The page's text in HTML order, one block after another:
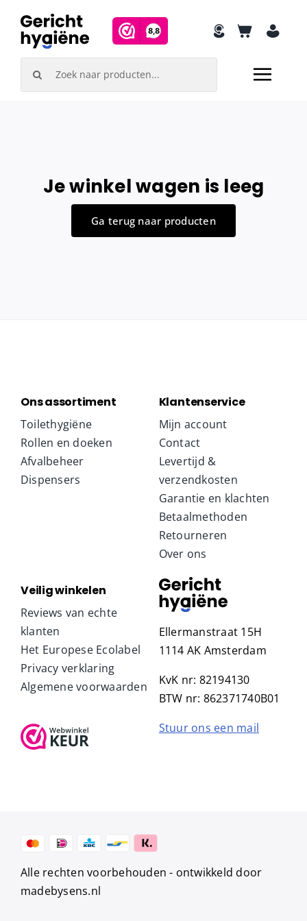
content
Je winkel wagen is leeg
Ga terug naar producten
Ons assortiment
Toilethygiëne
Rollen en doeken
Afvalbeheer
Dispensers
Klantenservice
Mijn account
Contact
Levertijd &
verzendkosten
Garantie en klachten
Betaalmethoden
Retourneren
Over ons
Veilig winkelen
Reviews van echte
klanten
Het Europese Ecolabel
Privacy verklaring
Algemene voorwaarden
Ellermanstraat 15H
1114 AK Amsterdam
KvK nr: 82194130
BTW nr: 862371740B01
Stuur ons een mail
Alle rechten voorbehouden - ontwikkeld door
madebysens.nl